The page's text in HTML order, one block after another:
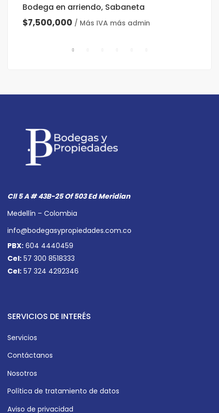
Bodega en arriendo, Sabaneta
$7,500,000 / Más IVA más admin
Cll 5 A # 43B-25 Of 503 Ed Meridian
Medellín – Colombia
info@bodegasypropiedades.com.co
PBX: 604 4440459
Cel: 57 300 8518333
Cel: 57 324 4292346
SERVICIOS DE INTERÉS
Servicios
Contáctanos
Nosotros
Política de tratamiento de datos
Aviso de privacidad